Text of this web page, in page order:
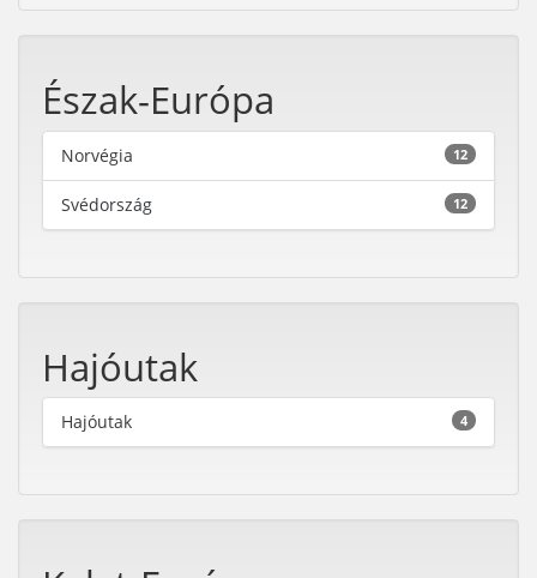
Észak-Európa
12
Norvégia
12
Svédország
Hajóutak
4
Hajóutak